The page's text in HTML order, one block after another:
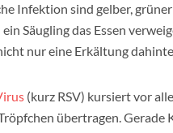
Infektion sind gelber,
Säugling das Essen
nur eine Erkältung
(kurz RSV) kursiert vor
übertragen. Gerade